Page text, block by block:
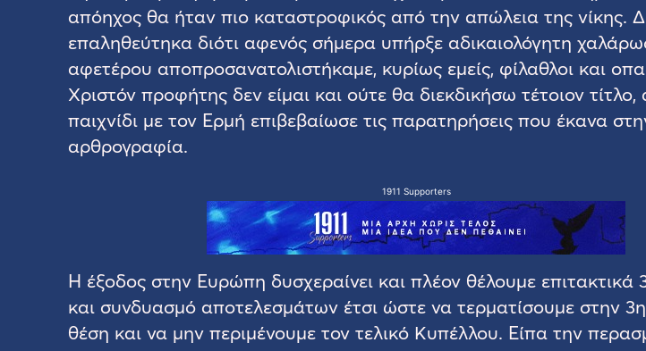
απόηχος θα ήταν πιο καταστροφικός από την απώλεια της νίκης.
επαληθεύτηκα διότι αφενός σήμερα υπήρξε αδικαιολόγητη
αφετέρου αποπροσανατολιστήκαμε, κυρίως εμείς, φίλαθλοι και
Χριστόν προφήτης δεν είμαι και ούτε θα διεκδικήσω τέτοιον
παιχνίδι με τον Ερμή επιβεβαίωσε τις παρατηρήσεις που έκανα
αρθρογραφία.
1911 Supporters
Η έξοδος στην Ευρώπη δυσχεραίνει και πλέον θέλουμε επιτακτικά
και συνδυασμό αποτελεσμάτων έτσι ώστε να τερματίσουμε στην
θέση και να μην περιμένουμε τον τελικό Κυπέλλου. Είπα την